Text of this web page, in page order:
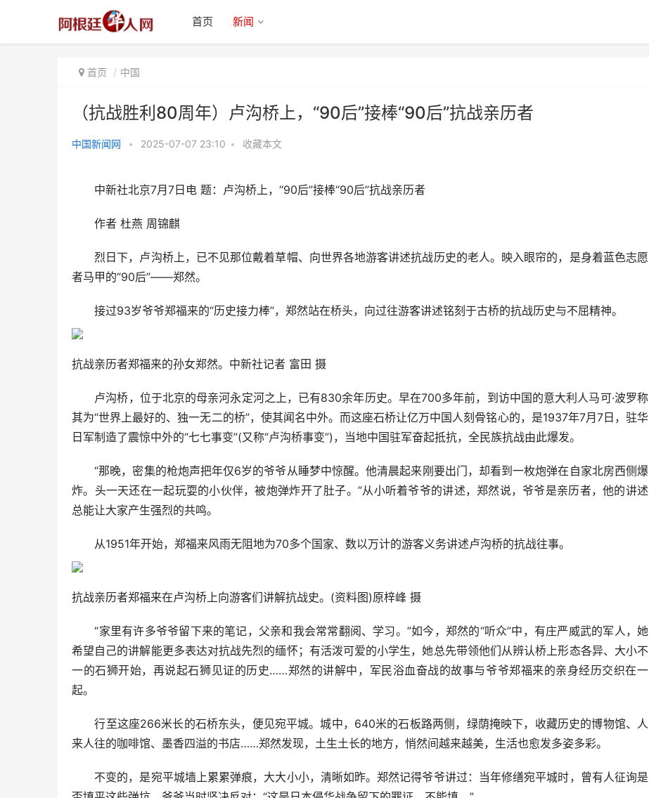
首页 新闻
首页 中国
（抗战胜利80周年）卢沟桥上，“90后”接棒“90后”抗战亲历者
中国新闻网 • 2025-07-07 23:10 • 收藏本文
中新社北京7月7日电 题：卢沟桥上，“90后”接棒“90后”抗战亲历者
作者 杜燕 周锦麒
烈日下，卢沟桥上，已不见那位戴着草帽、向世界各地游客讲述抗战历史的老人。映入眼帘的，是身着蓝色志愿
者马甲的“90后”——郑然。
接过93岁爷爷郑福来的“历史接力棒”，郑然站在桥头，向过往游客讲述铭刻于古桥的抗战历史与不屈精神。
抗战亲历者郑福来的孙女郑然。中新社记者 富田 摄
卢沟桥，位于北京的母亲河永定河之上，已有830余年历史。早在700多年前，到访中国的意大利人马可·波罗称
其为“世界上最好的、独一无二的桥”，使其闻名中外。而这座石桥让亿万中国人刻骨铭心的，是1937年7月7日，驻华
日军制造了震惊中外的“七七事变”(又称“卢沟桥事变”)，当地中国驻军奋起抵抗，全民族抗战由此爆发。
“那晚，密集的枪炮声把年仅6岁的爷爷从睡梦中惊醒。他清晨起来刚要出门，却看到一枚炮弹在自家北房西侧爆
炸。头一天还在一起玩耍的小伙伴，被炮弹炸开了肚子。”从小听着爷爷的讲述，郑然说，爷爷是亲历者，他的讲述
总能让大家产生强烈的共鸣。
从1951年开始，郑福来风雨无阻地为70多个国家、数以万计的游客义务讲述卢沟桥的抗战往事。
抗战亲历者郑福来在卢沟桥上向游客们讲解抗战史。(资料图)原梓峰 摄
“家里有许多爷爷留下来的笔记，父亲和我会常常翻阅、学习。”如今，郑然的“听众”中，有庄严威武的军人，她
希望自己的讲解能更多表达对抗战先烈的缅怀；有活泼可爱的小学生，她总先带领他们从辨认桥上形态各异、大小不
一的石狮开始，再说起石狮见证的历史……郑然的讲解中，军民浴血奋战的故事与爷爷郑福来的亲身经历交织在一
起。
行至这座266米长的石桥东头，便见宛平城。城中，640米的石板路两侧，绿荫掩映下，收藏历史的博物馆、人
来人往的咖啡馆、墨香四溢的书店……郑然发现，土生土长的地方，悄然间越来越美，生活也愈发多姿多彩。
不变的，是宛平城墙上累累弹痕，大大小小，清晰如昨。郑然记得爷爷讲过：当年修缮宛平城时，曾有人征询是
“90后”接棒“90后